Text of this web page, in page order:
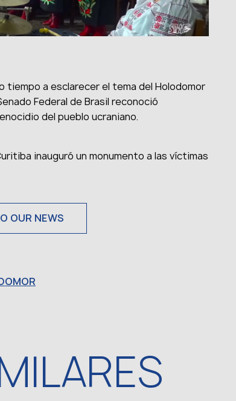
tiempo a esclarecer el tema del Holodomor
Federal de Brasil reconoció
del pueblo ucraniano.
inauguró un monumento a las víctimas
OUR NEWS